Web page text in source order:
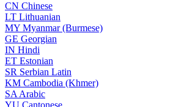
CN Chinese
LT Lithuanian
MY Myanmar (Burmese)
GE Georgian
IN Hindi
ET Estonian
SR Serbian Latin
KM Cambodia (Khmer)
SA Arabic
YU Cantonese